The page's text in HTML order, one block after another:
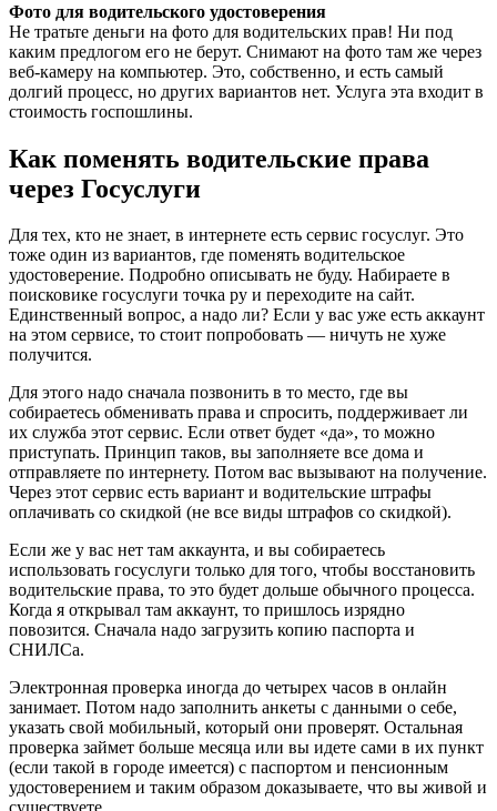
Фото для водительского удостоверения
Не тратьте деньги на фото для водительских прав! Ни под
каким предлогом его не берут. Снимают на фото там же через
веб-камеру на компьютер. Это, собственно, и есть самый
долгий процесс, но других вариантов нет. Услуга эта входит в
стоимость госпошлины.
Как поменять водительские права
через Госуслуги
Для тех, кто не знает, в интернете есть сервис госуслуг. Это
тоже один из вариантов, где поменять водительское
удостоверение. Подробно описывать не буду. Набираете в
поисковике госуслуги точка ру и переходите на сайт.
Единственный вопрос, а надо ли? Если у вас уже есть аккаунт
на этом сервисе, то стоит попробовать — ничуть не хуже
получится.
Для этого надо сначала позвонить в то место, где вы
собираетесь обменивать права и спросить, поддерживает ли
их служба этот сервис. Если ответ будет «да», то можно
приступать. Принцип таков, вы заполняете все дома и
отправляете по интернету. Потом вас вызывают на получение.
Через этот сервис есть вариант и водительские штрафы
оплачивать со скидкой (не все виды штрафов со скидкой).
Если же у вас нет там аккаунта, и вы собираетесь
использовать госуслуги только для того, чтобы восстановить
водительские права, то это будет дольше обычного процесса.
Когда я открывал там аккаунт, то пришлось изрядно
повозится. Сначала надо загрузить копию паспорта и
СНИЛСа.
Электронная проверка иногда до четырех часов в онлайн
занимает. Потом надо заполнить анкеты с данными о себе,
указать свой мобильный, который они проверят. Остальная
проверка займет больше месяца или вы идете сами в их пункт
(если такой в городе имеется) с паспортом и пенсионным
удостоверением и таким образом доказываете, что вы живой и